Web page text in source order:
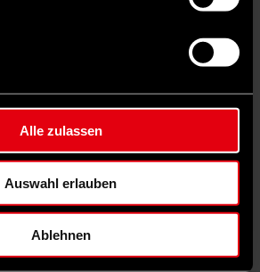
Alle zulassen
Auswahl erlauben
Ablehnen